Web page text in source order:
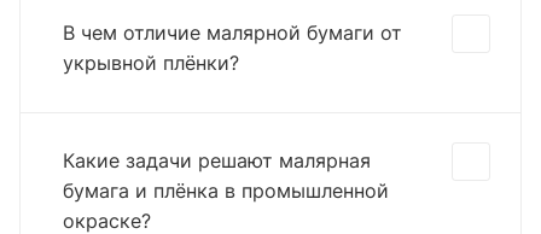
В чем отличие малярной бумаги от
укрывной плёнки?
Какие задачи решают малярная
бумага и плёнка в промышленной
окраске?